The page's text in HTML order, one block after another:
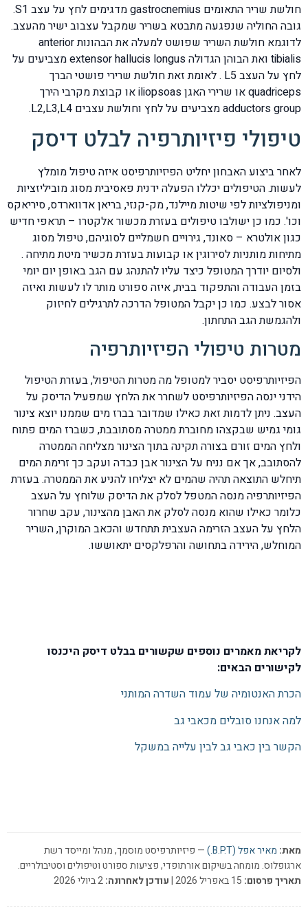
חולשת שריר התאומים gastrocnemius מדגימים לחץ על עצב S1.
גובה החוליה שנפגעה מתבטא בשריר שמקבל עצבוב ישיר מהעצב.
לדוגמא חולשת השריר שפושט למעלה את הבהונות anterior
tibialis ואת הבוהן הגדולה extensor hallucis longus מצביעים על
לחץ על העצב L5 . לאומת זאת חולשת שרירי פושטי הברך
quadriceps או שרירי האגן iliopsoas או קבוצת מקרבי הירך
adductors group מצביעים על לחץ וחולשת עצבים L2,L3,L4.
טיפולי פיזיותרפיה לבלט דיסק
לאחר ביצוע האבחון יחליט הפיזיותרפיסט איזה טיפול מומלץ
לעשות. הטיפולים יכללו הפעלה ידנית פאסיבית מסוג מוביליזציות
ומניפולציות לפי שיטות מיילנד, מק-קנזי, בריאן אדווארדס, סיריאקס
וכו'. כמו כן ישולבו טיפולים בעזרת מכשור אלקטרו – תראפי חדיש
כגון אולטרא – סאונד, גירויים חשמליים לסוגיהם, טיפול מסוג
מתיחות מותניות לסירוגין או קבועות בעזרת מכשיר מיטת מתיחה .
ולסיום יודרך המטופל כיצד עליו להתנהג עם הגב באופן יום יומי
בזמן העבודה והתפקוד בבית, איזה ספורט מותר לו לעשות ואיזה
אסור לבצע. כמו כן יקבל המטופל הדרכה לתרגילים לחיזוק
ולהגמשת הגב התחתון.
מטרות טיפולי הפיזיותרפיה
הפיזיותרפיסט יסביר למטופל מה מטרות הטיפול, בעזרת הטיפול
הידני ינסה הפיזיותרפיסט לשחרר את הלחץ שמפעיל הדיסק על
העצב. ניתן לדמות זאת כאילו שמדובר בברז מים שממנו יוצא צינור
גומי גמיש שבקצהו מחוברת ממטרה מסתובבת, כשברז המים פתוח
ולחץ המים זורם בצורה תקינה בתוך הצינור מצליחה הממטרה
להסתובב, אך אם נניח על הצינור אבן כבדה ועקב כך זרימת המים
תיחלש התוצאה תהיה שהמים לא יצליחו להניע את הממטרה. בעזרת
הפיזיותרפיה מנסה המטפל לסלק את הדיסק שלוחץ על העצב
כלומר כאילו שהוא מנסה לסלק את האבן מהצינור, עקב שחרור
הלחץ על העצב הזרימה העצבית תתחדש והכאב המוקרן, השריר
המוחלש, הירידה בתחושה והרפלקסים יתאוששו.
לקריאת מאמרים נוספים שקשורים בבלט דיסק היכנסו
לקישורים הבאים:
הכרת האנטומיה של עמוד השדרה המותני
למה אנחנו סובלים מכאבי גב
הקשר בין כאבי גב לבין עלייה במשקל
מאת: מאיר אפל (B.P.T.)
— פיזיותרפיסט מוסמך, מנהל ומייסד רשת
ארגופלוס. מומחה בשיקום אורתופדי, פציעות ספורט וטיפולים וסטיבולריים.
תאריך פרסום:
עודכן לאחרונה: